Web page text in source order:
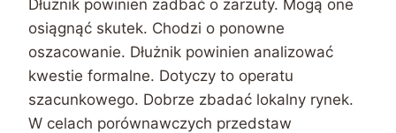
Dłużnik powinien zadbać o zarzuty. Mogą one
osiągnąć skutek. Chodzi o ponowne
oszacowanie. Dłużnik powinien analizować
kwestie formalne. Dotyczy to operatu
szacunkowego. Dobrze zbadać lokalny rynek.
W celach porównawczych przedstaw